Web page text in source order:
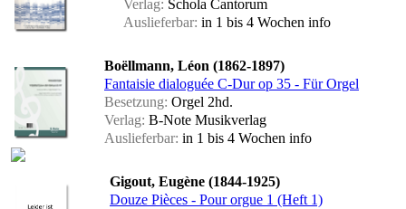
Verlag: Schola Cantorum
Auslieferbar: in 1 bis 4 Wochen info
Boëllmann, Léon (1862-1897)
Fantaisie dialoguée C-Dur op 35 - Für Orgel
Besetzung: Orgel 2hd.
Verlag: B-Note Musikverlag
Auslieferbar: in 1 bis 4 Wochen info
Gigout, Eugène (1844-1925)
Douze Pièces - Pour orgue 1 (Heft 1)